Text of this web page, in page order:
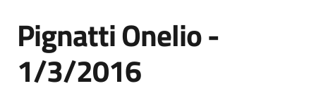
Pignatti Onelio -
1/3/2016